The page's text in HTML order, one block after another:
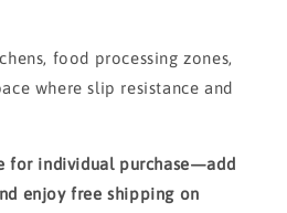
food processing zones,
where slip resistance and
for individual purchase—add
enjoy free shipping on